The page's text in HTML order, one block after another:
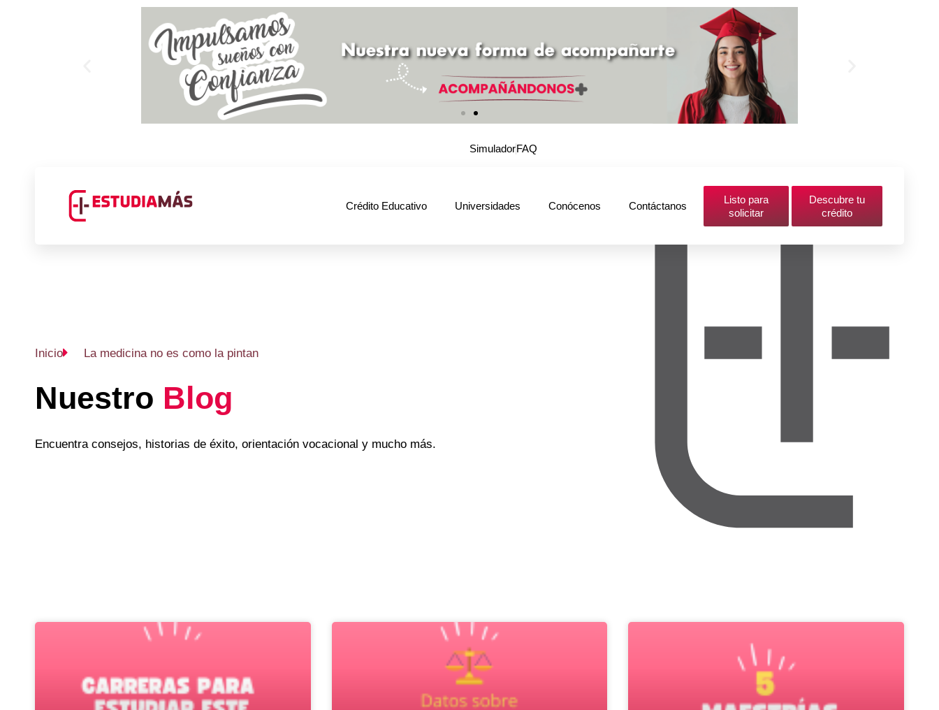
SimuladorFAQ
Crédito Educativo Universidades Conócenos Contáctanos
Listo para
solicitar
Descubre tu
crédito
Inicio La medicina no es como la pintan
Nuestro Blog
Encuentra consejos, historias de éxito, orientación vocacional y mucho más.